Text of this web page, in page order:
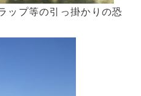
ップ等の引っ掛かりの恐